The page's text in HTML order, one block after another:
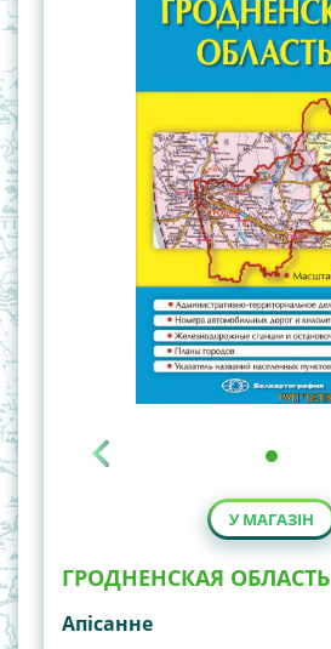
У МАГАЗІН
ГРОДНЕНСКАЯ ОБЛАСТЬ
Апiсанне